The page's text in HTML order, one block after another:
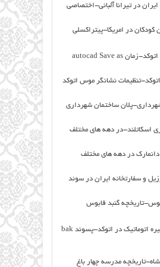
در تیرانا آلبانی-اختصاصی
کودکان در امریکا-پیتراکسلی
تنظیمات نشانگر موس اتوکد
پلان ساختمان شهرداری
اسکاتلند-در دهه های مختلف
در دهه های مختلف
و سفارتخانه ایران در سوئد
تاریخچه گنبد قابوس
فعال یا غیر فعال کردن ذخیره اتوماتیک در اتوکد-پسوند bak
تاریخچه مدرسه چهار باغ